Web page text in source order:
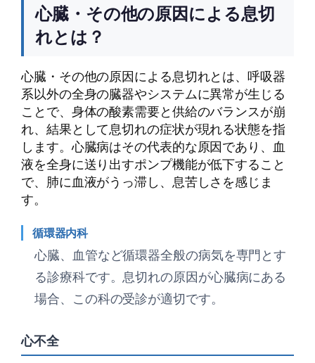
心臓・その他の原因による息切
れとは？
心臓・その他の原因による息切れとは、呼吸器
系以外の全身の臓器やシステムに異常が生じる
ことで、身体の酸素需要と供給のバランスが崩
れ、結果として息切れの症状が現れる状態を指
します。心臓病はその代表的な原因であり、血
液を全身に送り出すポンプ機能が低下すること
で、肺に血液がうっ滞し、息苦しさを感じま
す。
循環器内科
心臓、血管など循環器全般の病気を専門とす
る診療科です。息切れの原因が心臓病にある
場合、この科の受診が適切です。
心不全